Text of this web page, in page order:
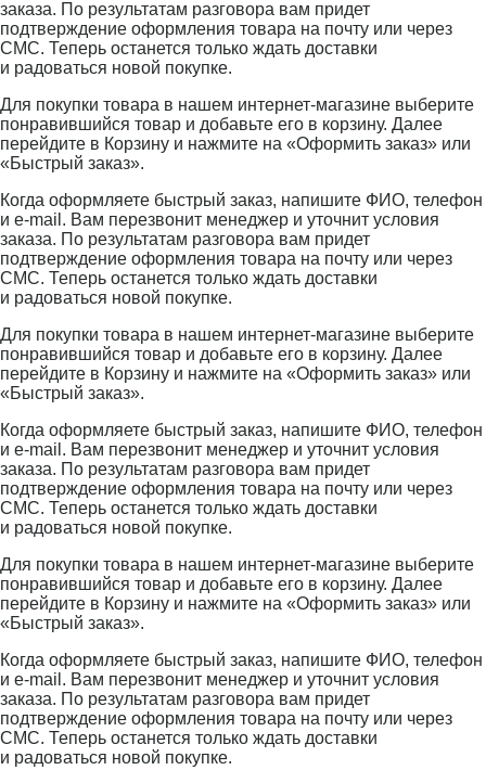
заказа. По результатам разговора вам придет
подтверждение оформления товара на почту или через
СМС. Теперь останется только ждать доставки
и радоваться новой покупке.
Для покупки товара в нашем интернет-магазине выберите
понравившийся товар и добавьте его в корзину. Далее
перейдите в Корзину и нажмите на «Оформить заказ» или
«Быстрый заказ».
Когда оформляете быстрый заказ, напишите ФИО, телефон
и e-mail. Вам перезвонит менеджер и уточнит условия
заказа. По результатам разговора вам придет
подтверждение оформления товара на почту или через
СМС. Теперь останется только ждать доставки
и радоваться новой покупке.
Для покупки товара в нашем интернет-магазине выберите
понравившийся товар и добавьте его в корзину. Далее
перейдите в Корзину и нажмите на «Оформить заказ» или
«Быстрый заказ».
Когда оформляете быстрый заказ, напишите ФИО, телефон
и e-mail. Вам перезвонит менеджер и уточнит условия
заказа. По результатам разговора вам придет
подтверждение оформления товара на почту или через
СМС. Теперь останется только ждать доставки
и радоваться новой покупке.
Для покупки товара в нашем интернет-магазине выберите
понравившийся товар и добавьте его в корзину. Далее
перейдите в Корзину и нажмите на «Оформить заказ» или
«Быстрый заказ».
Когда оформляете быстрый заказ, напишите ФИО, телефон
и e-mail. Вам перезвонит менеджер и уточнит условия
заказа. По результатам разговора вам придет
подтверждение оформления товара на почту или через
СМС. Теперь останется только ждать доставки
и радоваться новой покупке.